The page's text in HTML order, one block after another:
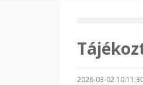
2026-03-02